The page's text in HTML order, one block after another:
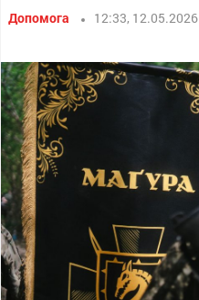
Допомога 12:33, 12.05.2026